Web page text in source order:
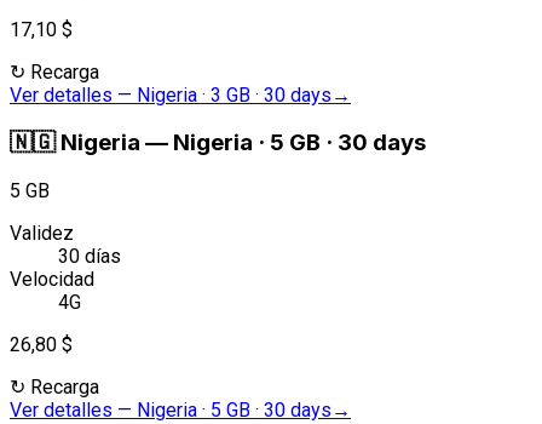
17,10 $
↻ Recarga
Ver detalles — Nigeria · 3 GB · 30 days →
🇳🇬 Nigeria — Nigeria · 5 GB · 30 days
5 GB
Validez
30 días
Velocidad
4G
26,80 $
↻ Recarga
Ver detalles — Nigeria · 5 GB · 30 days →